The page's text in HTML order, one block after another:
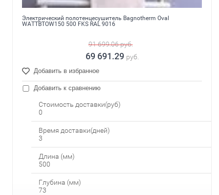
Электрический полотенцесушитель Bagnotherm Oval
WATTBTOW150 500 FKS RAL 9016
91 699.06руб.
69 691.29 руб.
Добавить в избранное
Добавить к сравнению
Стоимость доставки(руб)
0
Время доставки(дней)
3
Длина (мм)
500
Глубина (мм)
73